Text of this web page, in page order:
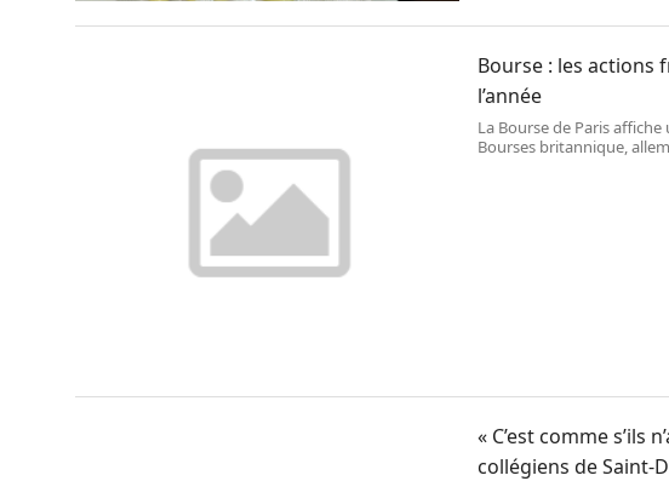
Bourse : les actions
l’année
La Bourse de Paris
Bourses britannique,
« C’est comme s’ils
collégiens de Saint-